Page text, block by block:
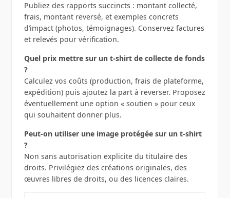
Publiez des rapports succincts : montant collecté,
frais, montant reversé, et exemples concrets
d’impact (photos, témoignages). Conservez factures
et relevés pour vérification.
Quel prix mettre sur un t-shirt de collecte de fonds
?
Calculez vos coûts (production, frais de plateforme,
expédition) puis ajoutez la part à reverser. Proposez
éventuellement une option « soutien » pour ceux
qui souhaitent donner plus.
Peut-on utiliser une image protégée sur un t-shirt
?
Non sans autorisation explicite du titulaire des
droits. Privilégiez des créations originales, des
œuvres libres de droits, ou des licences claires.